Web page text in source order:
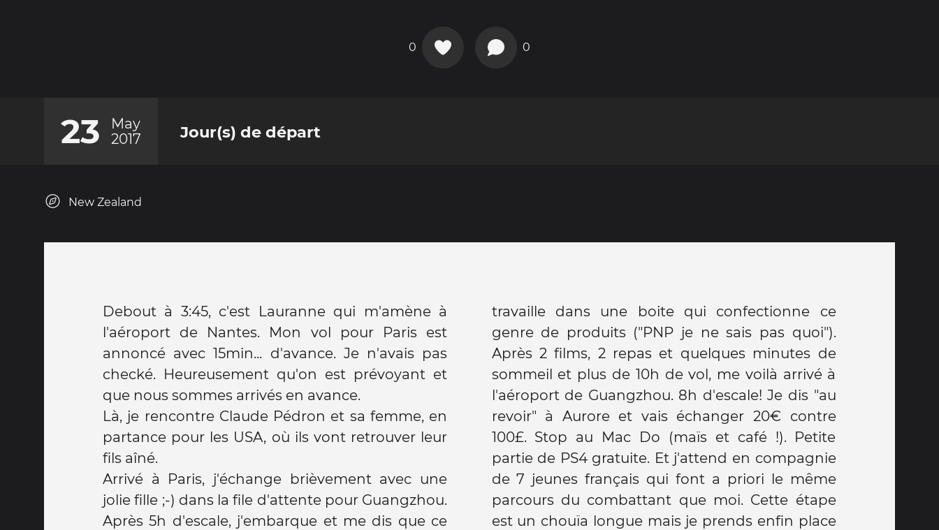
0 0
23
May
2017
Jour(s) de départ
New Zealand
Debout à 3:45, c'est Lauranne qui m'amène à
l'aéroport de Nantes. Mon vol pour Paris est
annoncé avec 15min... d'avance. Je n'avais pas
checké. Heureusement qu'on est prévoyant et
que nous sommes arrivés en avance.
Là, je rencontre Claude Pédron et sa femme, en
partance pour les USA, où ils vont retrouver leur
fils aîné.
Arrivé à Paris, j'échange brièvement avec une
jolie fille ;-) dans la file d'attente pour Guangzhou.
Après 5h d'escale, j'embarque et me dis que ce
travaille dans une boite qui confectionne ce
genre de produits ("PNP je ne sais pas quoi").
Après 2 films, 2 repas et quelques minutes de
sommeil et plus de 10h de vol, me voilà arrivé à
l'aéroport de Guangzhou. 8h d'escale! Je dis "au
revoir" à Aurore et vais échanger 20€ contre
100£. Stop au Mac Do (maïs et café !). Petite
partie de PS4 gratuite. Et j'attend en compagnie
de 7 jeunes français qui font a priori le même
parcours du combattant que moi. Cette étape
est un chouïa longue mais je prends enfin place